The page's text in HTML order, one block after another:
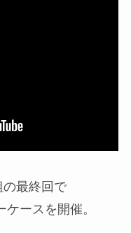
最終回で
ースを開催。